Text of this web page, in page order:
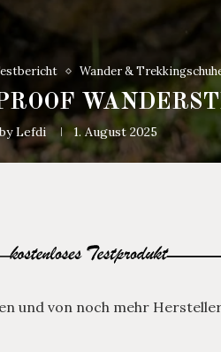
Wander &
Lefdi 1. August 2025
und von noch mehr